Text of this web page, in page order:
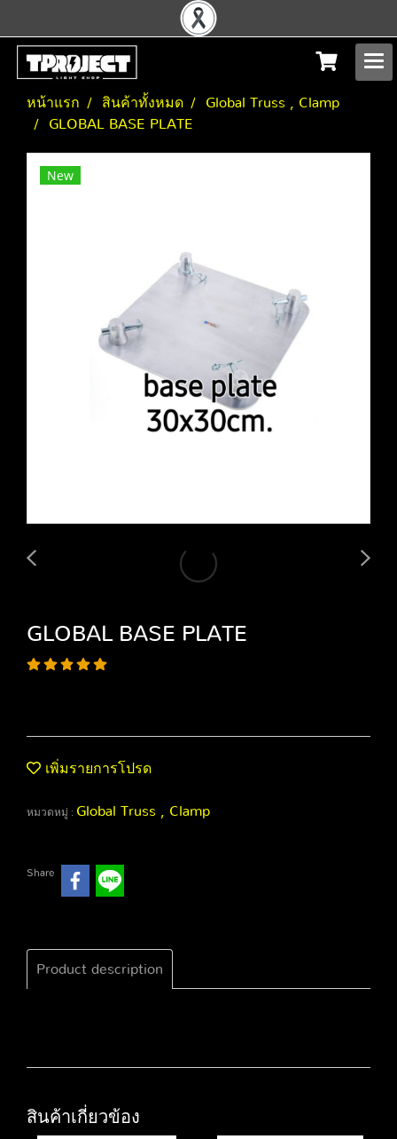
หน้าแรก สินค้าทั้งหมด
Global Truss , Clamp
GLOBAL BASE PLATE
New
GLOBAL BASE PLATE
เพิ่มรายการโปรด
หมวดหมู่ : Global Truss , Clamp
Share
Product description
สินค้าเกี่ยวข้อง